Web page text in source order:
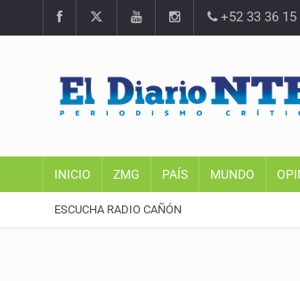
+52 33 36 15
INICIO ZMG PAÍS MUNDO
ESCUCHA RADIO CAÑÓN